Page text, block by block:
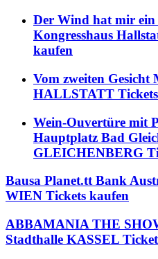
Der Wind hat mir
Kongresshaus
kaufen
Vom zweiten Gesicht
HALLSTATT
Wein-Ouvertüre mit
Hauptplatz Bad
GLEICHENBERG
Bausa Planet.tt Bank
WIEN Tickets kaufen
ABBAMANIA THE
Stadthalle KASSEL